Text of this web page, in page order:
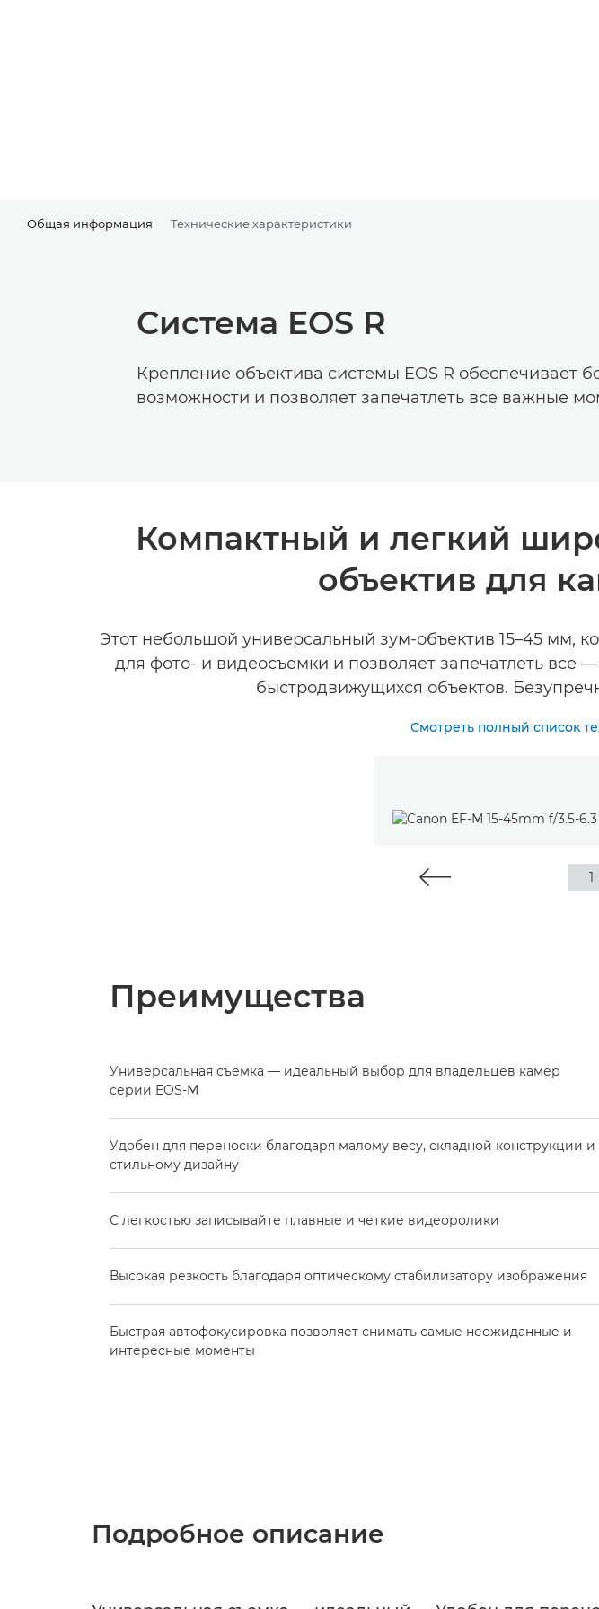
Общая информация Технические характеристики
Система EOS R
Крепление объектива системы EOS R обеспечивает
возможности и позволяет запечатлеть все важные
Компактный и легкий
объектив для
Этот небольшой универсальный зум-объектив 15–45 мм,
для фото- и видеосъемки и позволяет запечатлеть все
быстродвижущихся объектов.
Смотреть полный список
1
Преимущества
Универсальная съемка — идеальный выбор для владельцев камер
серии EOS-M
Удобен для переноски благодаря малому весу, складной конструкции и
стильному дизайну
С легкостью записывайте плавные и четкие видеоролики
Высокая резкость благодаря оптическому стабилизатору изображения
Быстрая автофокусировка позволяет снимать самые неожиданные и
интересные моменты
Подробное описание